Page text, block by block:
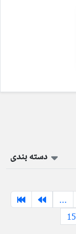
دسته بندی
...
15